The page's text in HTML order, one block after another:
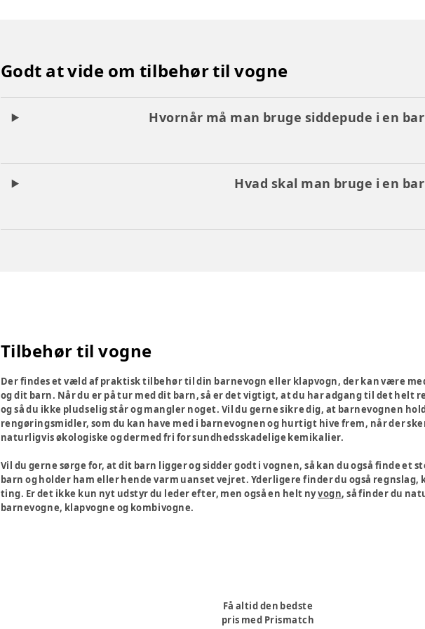
Godt at vide om tilbehør til vogne
Hvornår må man bruge siddepude i en
Hvad skal man bruge i en
Tilbehør til vogne
Der findes et væld af praktisk tilbehør til din barnevogn eller klapvogn, der kan være
og dit barn. Når du er på tur med dit barn, så er det vigtigt, at du har adgang til det helt
og så du ikke pludselig står og mangler noget. Vil du gerne sikre dig, at barnevognen
rengøringsmidler, som du kan have med i barnevognen og hurtigt hive frem, når der
naturligvis økologiske og dermed fri for sundhedsskadelige kemikalier.
Vil du gerne sørge for, at dit barn ligger og sidder godt i vognen, så kan du også finde
barn og holder ham eller hende varm uanset vejret. Yderligere finder du også
ting. Er det ikke kun nyt udstyr du leder efter, men også en helt nyvogn, så finder du
barnevogne, klapvogne og kombivogne.
Få altid den bedste
pris med Prismatch